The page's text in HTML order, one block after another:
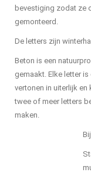
bevestiging zodat ze
gemonteerd.
De letters zijn
Beton is een
gemaakt. Elke letter
vertonen in uiterlijk en
twee of meer letters
maken.